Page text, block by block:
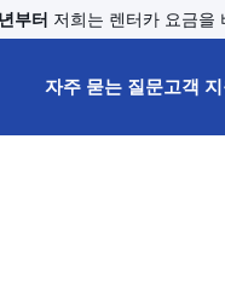
부터 저희는 렌터카 요금을
자주 묻는 질문고객